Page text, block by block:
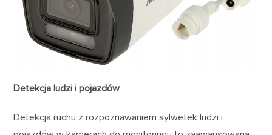
Detekcja ludzi i pojazdów
Detekcja ruchu z rozpoznawaniem sylwetek ludzi i